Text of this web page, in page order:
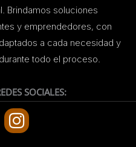
Brindamos soluciones
y emprendedores, con
a cada necesidad y
todo el proceso.
SOCIALES:
I
n